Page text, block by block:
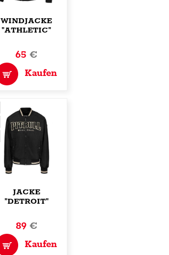
WINDJACKE
"ATHLETIC"
65€
Kaufen
JACKE
"DETROIT"
89€
Kaufen